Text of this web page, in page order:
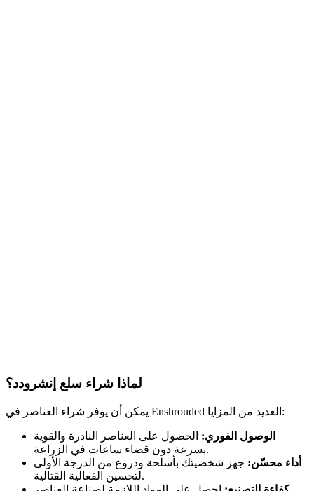
لماذا شراء سلع إنشرودد؟
يمكن أن يوفر شراء العناصر في Enshrouded العديد من المزايا:
الوصول الفوري: الحصول على العناصر النادرة والقوية
بسرعة دون قضاء ساعات في الزراعة.
أداء محسّن: جهز شخصيتك بأسلحة ودروع من الدرجة الأولى
لتحسين الفعالية القتالية.